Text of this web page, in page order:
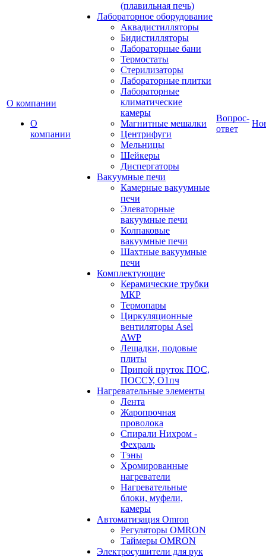
О компании
О
компании
(плавильная печь)
Лабораторное оборудование
Аквадистилляторы
Бидистилляторы
Лабораторные бани
Термостаты
Стерилизаторы
Лабораторные плитки
Лабораторные
климатические
камеры
Магнитные мешалки
Центрифуги
Мельницы
Шейкеры
Диспергаторы
Вакуумные печи
Камерные вакуумные
печи
Элеваторные
вакуумные печи
Колпаковые
вакуумные печи
Шахтные вакуумные
печи
Комплектующие
Керамические трубки
МКР
Термопары
Циркуляционные
вентиляторы Asel
AWP
Лещадки, подовые
плиты
Припой пруток ПОС,
ПОССУ, О1пч
Нагревательные элементы
Лента
Жаропрочная
проволока
Спирали Нихром -
Фехраль
Тэны
Хромированные
нагреватели
Нагревательные
блоки, муфели,
камеры
Автоматизация Omron
Регуляторы OMRON
Таймеры OMRON
Электросушители для рук
Вопрос-
ответ